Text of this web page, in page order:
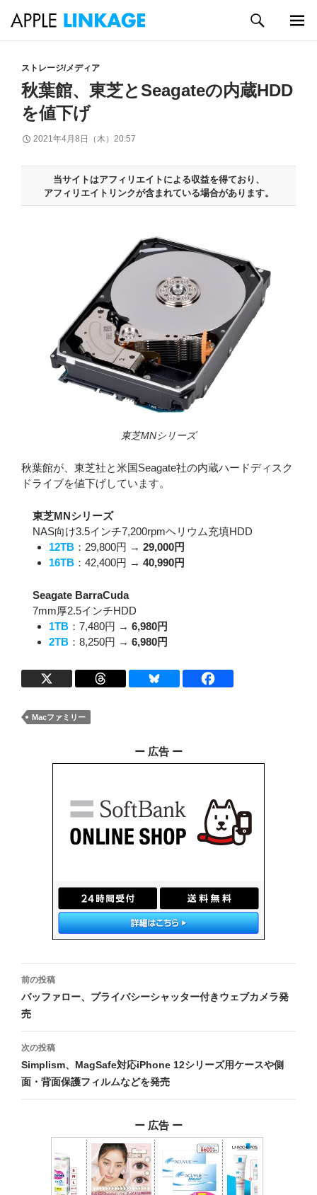
索
ストレージ/メディア
秋葉館、東芝とSeagateの内蔵HDD
を値下げ
2021年4月8日（木）20:57
当サイトはアフィリエイトによる収益を得ており、
アフィリエイトリンクが含まれている場合があります。
東芝MNシリーズ
秋葉館が、東芝社と米国Seagate社の内蔵ハードディスク
ドライブを値下げしています。
東芝MNシリーズ
NAS向け3.5インチ7,200rpmヘリウム充填HDD
12TB ：29,800円 → 29,000円
16TB ：42,400円 → 40,990円
Seagate BarraCuda
7mm厚2.5インチHDD
1TB ：7,480円 → 6,980円
2TB ：8,250円 → 6,980円
Macファミリー
ー 広告 ー
投
稿
ナ
ビ
ゲ
ー
前の投稿
バッファロー、プライバシーシャッター付きウェブカメラ発
売
次の投稿
Simplism、MagSafe対応iPhone 12シリーズ用ケースや側
面・背面保護フィルムなどを発売
ー 広告 ー